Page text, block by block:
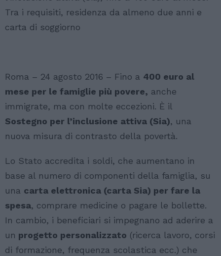
Tra i requisiti, residenza da almeno due anni e
carta di soggiorno
Roma – 24 agosto 2016 – Fino a 400 euro al
mese per le famiglie più povere, anche
immigrate, ma con molte eccezioni. È il
Sostegno per l’inclusione attiva (Sia), una
nuova misura di contrasto della povertà.
Lo Stato accredita i soldi, che aumentano in
base al numero di componenti della famiglia, su
una carta elettronica (carta Sia) per fare la
spesa, comprare medicine o pagare le bollette.
In cambio, i beneficiari si impegnano ad aderire a
un progetto personalizzato (ricerca lavoro, corsi
di formazione, frequenza scolastica ecc.) che